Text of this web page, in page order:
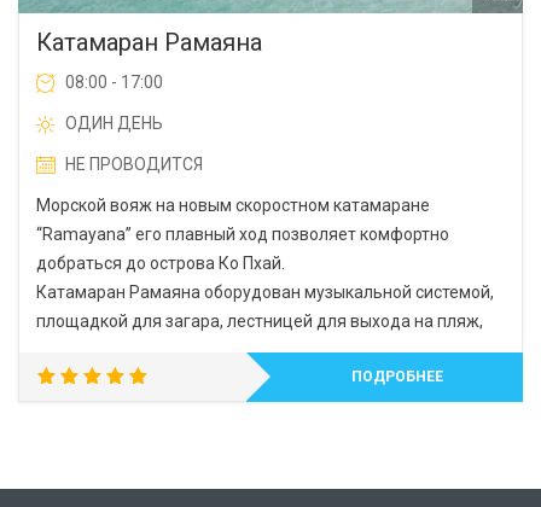
Катамаран Рамаяна
08:00 - 17:00
ОДИН ДЕНЬ
НЕ ПРОВОДИТСЯ
Морской вояж на новым скоростном катамаране
“Ramayana” его плавный ход позволяет комфортно
добраться до острова Ко Пхай.
Катамаран Рамаяна оборудован музыкальной системой,
площадкой для загара, лестницей для выхода на пляж,
ПОДРОБНЕЕ